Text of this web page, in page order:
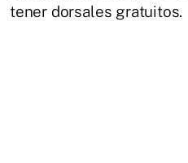
tener dorsales gratuitos.